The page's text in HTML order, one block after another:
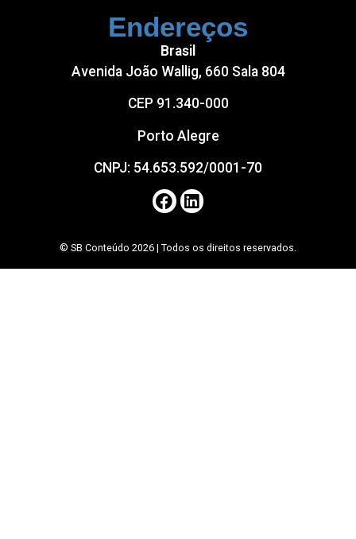
Endereços
Brasil
Avenida João Wallig, 660 Sala 804
CEP 91.340-000
Porto Alegre
CNPJ: 54.653.592/0001-70
© SB Conteúdo 2026 | Todos os direitos reservados.